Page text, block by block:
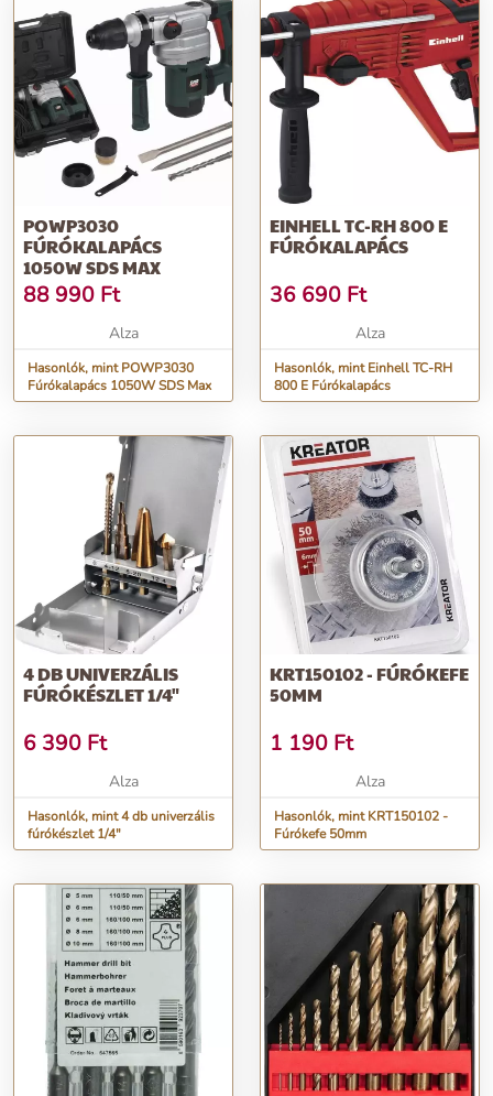
POWP3030
FÚRÓKALAPÁCS
1050W SDS MAX
88 990 Ft
Alza
Hasonlók, mint POWP3030
Fúrókalapács 1050W SDS Max
EINHELL TC-RH 800 E
FÚRÓKALAPÁCS
36 690 Ft
Alza
Hasonlók, mint Einhell TC-RH
800 E Fúrókalapács
4 DB UNIVERZÁLIS
FÚRÓKÉSZLET 1/4"
6 390 Ft
Alza
Hasonlók, mint 4 db univerzális
fúrókészlet 1/4"
KRT150102 - FÚRÓKEFE
50MM
1 190 Ft
Alza
Hasonlók, mint KRT150102 -
Fúrókefe 50mm